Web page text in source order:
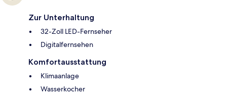
Zur Unterhaltung
32-Zoll LED-Fernseher
Digitalfernsehen
Komfortausstattung
Klimaanlage
Wasserkocher